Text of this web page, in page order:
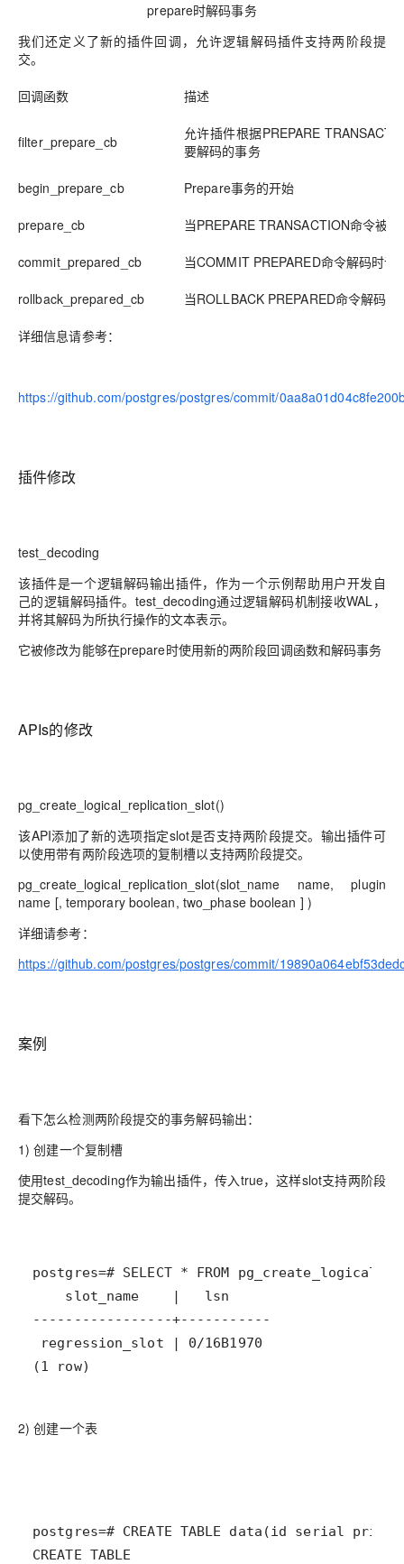
prepare时解码事务
我们还定义了新的插件回调，允许逻辑解码插件支持两阶段提
交。
回调函数 描述
filter_prepare_cb 允许插件根据PREPARE
要解码的事务
begin_prepare_cb Prepare事务的开始
prepare_cb 当PREPARE TRANSACTION命令被
commit_prepared_cb 当COMMIT PREPARED命令解码时调
rollback_prepared_cb 当ROLLBACK PREPARED命令解码时
详细信息请参考：
https://github.com/postgres/postgres/commit/
插件修改
test_decoding
该插件是一个逻辑解码输出插件，作为一个示例帮助用户开发自
己的逻辑解码插件。 test_decoding通过逻辑解码机制接收WAL，
并将其解码为所执行操作的文本表示。
它被修改为能够在prepare时使用新的两阶段回调函数和解码事务
APIs的修改
pg_create_logical_replication_slot()
该API添加了新的选项指定slot是否支持两阶段提交。输出插件可
以使用带有两阶段选项的复制槽以支持两阶段提交。
pg_create_logical_replication_slot(slot_name name, plugin
name [, temporary boolean, two_phase boolean ] )
详细请参考：
https://github.com/postgres/postgres/commit/
案例
看下怎么检测两阶段提交的事务解码输出：
1)创建一个复制槽
使用test_decoding作为输出插件，传入true，这样slot支持两阶段
提交解码。
(1 row)
2)创建一个表
CREATE TABLE